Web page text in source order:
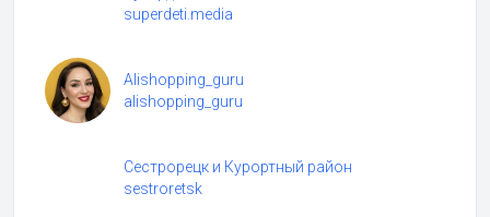
superdeti.media
Alishopping_guru
alishopping_guru
Сестрорецк и Курортный район
sestroretsk